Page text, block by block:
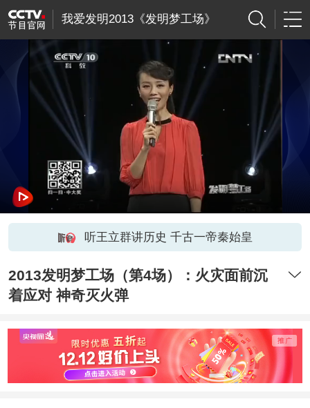
我爱发明2013《发明梦工场》
听王立群讲历史 千古一帝秦始皇
2013发明梦工场（第4场）：火灾面前沉
着应对 神奇灭火弹